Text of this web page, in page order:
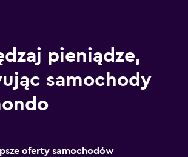
pieniądze,
samochody
oferty samochodów